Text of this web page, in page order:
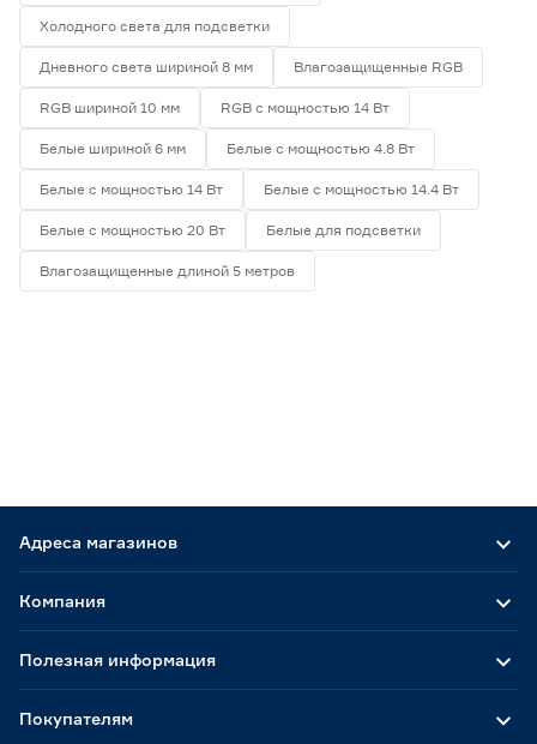
Холодного света для подсветки
Дневного света шириной 8 мм Влагозащищенные RGB
RGB шириной 10 мм RGB с мощностью 14 Вт
Белые шириной 6 мм Белые с мощностью 4.8 Вт
Белые с мощностью 14 Вт Белые с мощностью 14.4 Вт
Белые с мощностью 20 Вт Белые для подсветки
Влагозащищенные длиной 5 метров
Адреса магазинов
Компания
Полезная информация
Покупателям